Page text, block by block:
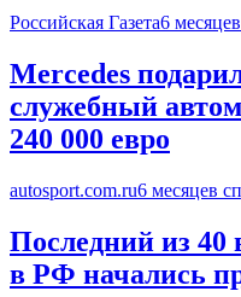
Российская Газета6
Mercedes
служебный
240 000 евро
autosport.com.ru6 месяцев
Последний из
в РФ начались